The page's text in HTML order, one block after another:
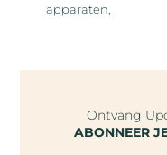
apparaten,
Ontvang
ABONNEER